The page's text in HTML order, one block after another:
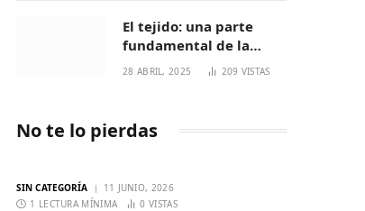
El tejido: una parte
fundamental de la
cultura Nasa
28 ABRIL, 2025 209 VISTAS
No te lo pierdas
SIN CATEGORÍA
11 JUNIO, 2026
1 LECTURA MÍNIMA
0VISTAS